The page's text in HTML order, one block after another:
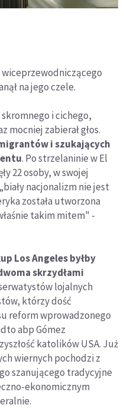
wiceprzewodniczącego
na jego czele.
i cichego,
mocniej zabierał głos.
i szukających
. Po strzelaninie w El
22 osoby, w swojej
nacjonalizm nie jest
została utworzona
takim mitem" -
Los Angeles byłby
skrzydłami
lojalnych
którzy dość
reform wprowadzonego
abp Gómez
katolików USA. Już
wiernych pochodzi z
szanującego tradycyjne
ekonomicznym